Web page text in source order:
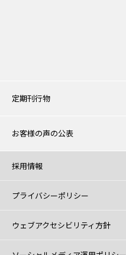
定期刊行物
お客様の声の公表
採用情報
プライバシーポリシー
ウェブアクセシビリティ方針